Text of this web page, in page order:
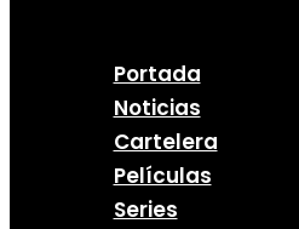
Portada
Noticias
Cartelera
Películas
Series